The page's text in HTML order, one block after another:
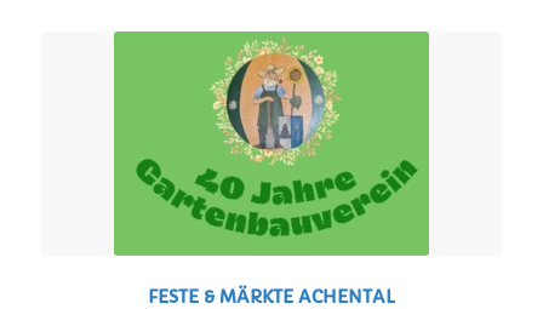
FESTE & MÄRKTE ACHENTAL